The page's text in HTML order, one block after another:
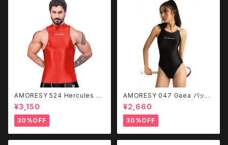
AMORESY 524 Hercules ハ
イネック ベスト vest トップス
袖なし
¥3,150
30%OFF
AMORESY 047 Gaea バック
レス水着
¥2,660
30%OFF